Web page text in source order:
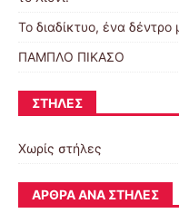
Το διαδίκτυο, ένα
ΠΑΜΠΛΟ ΠΙΚΑΣΟ
ΣΤΉΛΕΣ
Χωρίς στήλες
ΆΡΘΡΑ ΑΝΆ ΣΤΉΛΕΣ